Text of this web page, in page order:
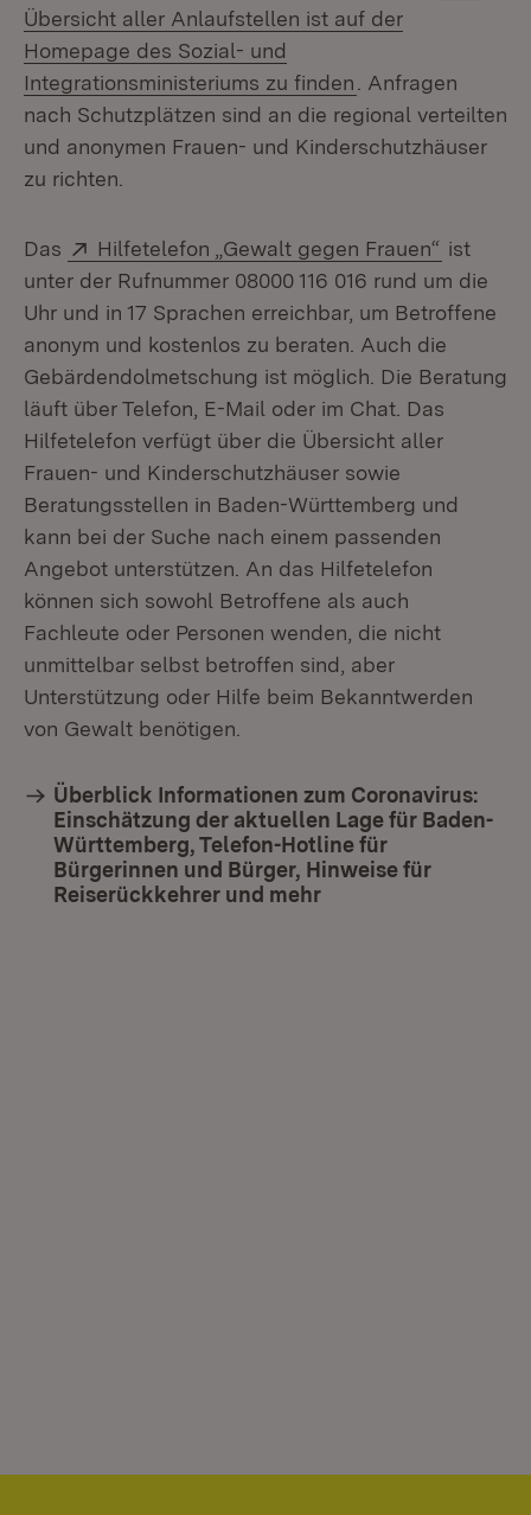
Übersicht aller Anlaufstellen ist auf der
Homepage des Sozial- und
Integrationsministeriums zu finden
. Anfragen
nach Schutzplätzen sind an die regional verteilten
und anonymen Frauen- und Kinderschutzhäuser
zu richten.
Das Extern:
Hilfetelefon „Gewalt gegen Frauen“ (Öffnet
ist
unter der Rufnummer 08000 116 016 rund um die
Uhr und in 17 Sprachen erreichbar, um Betroffene
anonym und kostenlos zu beraten. Auch die
Gebärdendolmetschung ist möglich. Die Beratung
läuft über Telefon, E-Mail oder im Chat. Das
Hilfetelefon verfügt über die Übersicht aller
Frauen- und Kinderschutzhäuser sowie
Beratungsstellen in Baden-Württemberg und
kann bei der Suche nach einem passenden
Angebot unterstützen. An das Hilfetelefon
können sich sowohl Betroffene als auch
Fachleute oder Personen wenden, die nicht
unmittelbar selbst betroffen sind, aber
Unterstützung oder Hilfe beim Bekanntwerden
von Gewalt benötigen.
Überblick Informationen zum Coronavirus:
Einschätzung der aktuellen Lage für Baden-
Württemberg, Telefon-Hotline für
Bürgerinnen und Bürger, Hinweise für
Reiserückkehrer und mehr